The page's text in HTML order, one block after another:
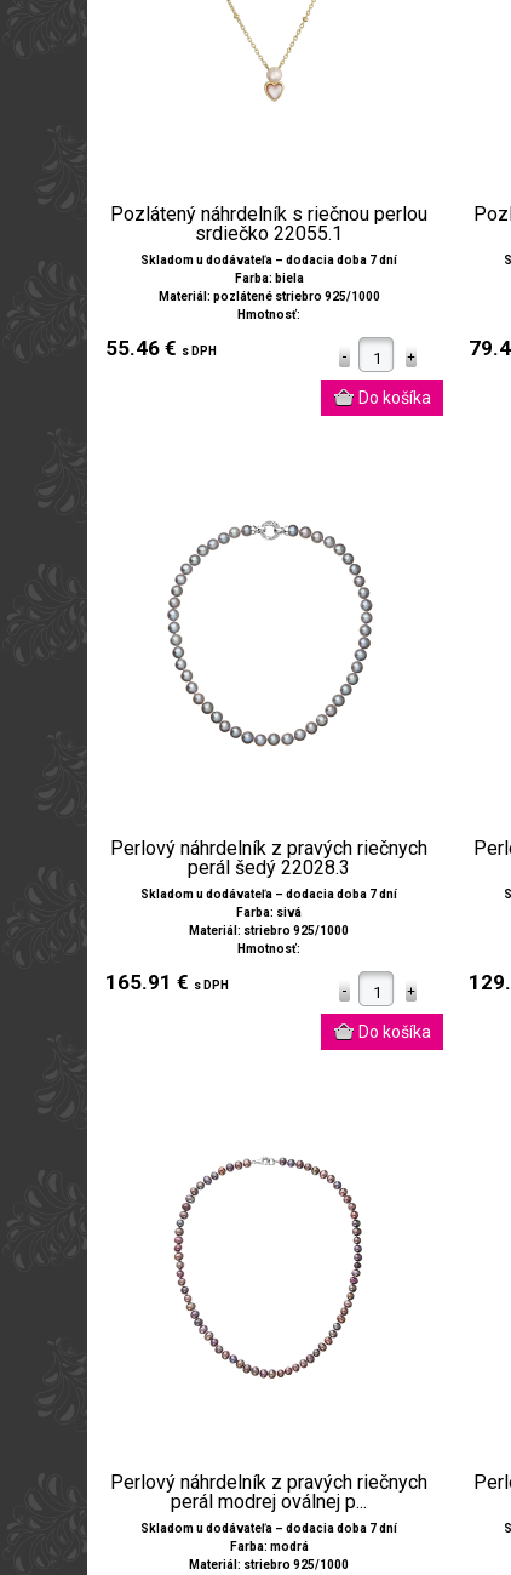
Pozlátený náhrdelník s riečnou perlou
srdiečko 22055.1
Skladom u dodávateľa – dodacia doba 7 dní
Farba: biela
Materiál: pozlátené striebro 925/1000
Hmotnosť:
55.46 € s DPH
Perlový náhrdelník z pravých riečnych
perál šedý 22028.3
Skladom u dodávateľa – dodacia doba 7 dní
Farba: sivá
Materiál: striebro 925/1000
Hmotnosť:
165.91 € s DPH
Perlový náhrdelník z pravých riečnych
perál modrej oválnej p...
Skladom u dodávateľa – dodacia doba 7 dní
Farba: modrá
Materiál: striebro 925/1000